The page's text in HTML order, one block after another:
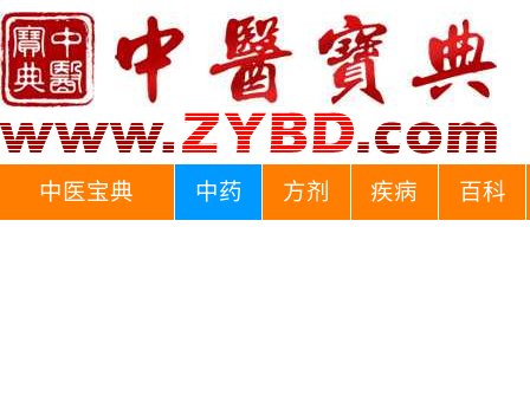
中医宝典 中药 方剂 疾病 百科